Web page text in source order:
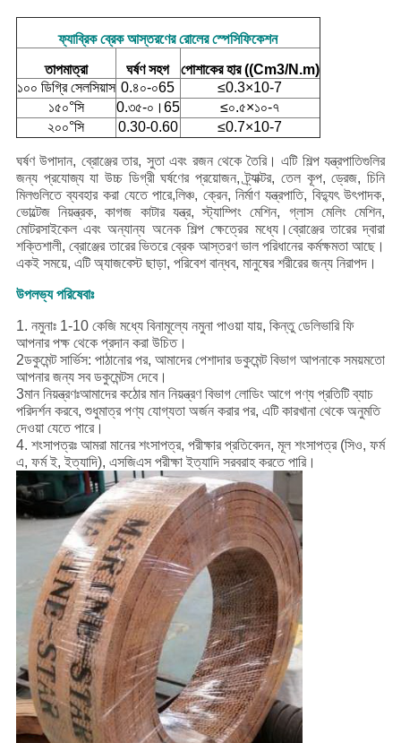
ফ্যাব্রিক ব্রেক আস্তরণের রোলের স্পেসিফিকেশন
তাপমাত্রা
ঘর্ষণ সহগ
পোশাকের হার ((Cm3/N.m)
১০০ ডিগ্রি সেলসিয়াস 0.৪০-০65
≤0.3×10-7
১৫০°সি
0.৩৫-০।65
≤০.৫×১০-৭
২০০°সি
0.30-0.60 ≤0.7×10-7
ঘর্ষণ উপাদান, ব্রোঞ্জের তার, সুতা এবং রজন থেকে তৈরি। এটি শিল্প যন্ত্রপাতিগুলির
জন্য প্রযোজ্য যা উচ্চ ডিগ্রী ঘর্ষণের প্রয়োজন, ট্র্যাক্টর, তেল কূপ, ড্রেজ, চিনি
মিলগুলিতে ব্যবহার করা যেতে পারে,লিঞ্চ, ক্রেন, নির্মাণ যন্ত্রপাতি, বিদ্যুৎ উৎপাদক,
ভোল্টেজ নিয়ন্ত্রক, কাগজ কাটার যন্ত্র, স্ট্যাম্পিং মেশিন, গ্লাস মেলিং মেশিন,
মোটরসাইকেল এবং অন্যান্য অনেক শিল্প ক্ষেত্রের মধ্যে। ব্রোঞ্জের তারের দ্বারা
শক্তিশালী, ব্রোঞ্জের তারের ভিতরে ব্রেক আস্তরণ ভাল পরিধানের কর্মক্ষমতা আছে।
একই সময়ে, এটি অ্যাজবেস্ট ছাড়া, পরিবেশ বান্ধব, মানুষের শরীরের জন্য নিরাপদ।
উপলভ্য পরিষেবাঃ
1. নমুনাঃ 1-10 কেজি মধ্যে বিনামূল্যে নমুনা পাওয়া যায়, কিন্তু ডেলিভারি ফি
আপনার পক্ষ থেকে প্রদান করা উচিত।
2ডকুমেন্ট সার্ভিস: পাঠানোর পর, আমাদের পেশাদার ডকুমেন্ট বিভাগ আপনাকে সময়মতো
আপনার জন্য সব ডকুমেন্টস দেবে।
3মান নিয়ন্ত্রণঃআমাদের কঠোর মান নিয়ন্ত্রণ বিভাগ লোডিং আগে পণ্য প্রতিটি ব্যাচ
পরিদর্শন করবে, শুধুমাত্র পণ্য যোগ্যতা অর্জন করার পর, এটি কারখানা থেকে অনুমতি
দেওয়া যেতে পারে।
4. শংসাপত্রঃ আমরা মানের শংসাপত্র, পরীক্ষার প্রতিবেদন, মূল শংসাপত্র (সিও, ফর্ম
এ, ফর্ম ই, ইত্যাদি), এসজিএস পরীক্ষা ইত্যাদি সরবরাহ করতে পারি।